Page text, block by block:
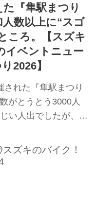
初出：月刊『オート
号）
『隼駅まつり
数以上に“スゴ
ころ。【スズキ
イベントニュー
2026】
された『隼駅まつり
がとうとう3000人
い人出でしたが、個
ズキのバイク！